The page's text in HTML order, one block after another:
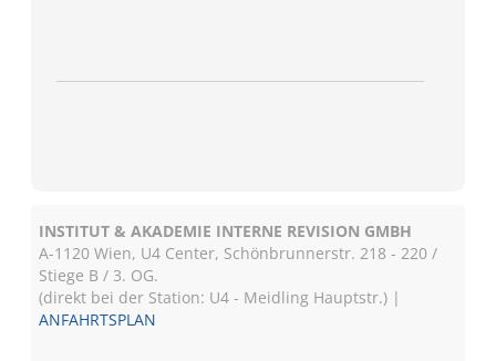
INSTITUT & AKADEMIE INTERNE REVISION GMBH
A-1120 Wien, U4 Center, Schönbrunnerstr. 218 - 220 /
Stiege B / 3. OG.
(direkt bei der Station: U4 - Meidling Hauptstr.) |
ANFAHRTSPLAN